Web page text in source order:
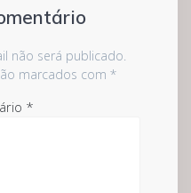
não será publicado.
marcados com *
*